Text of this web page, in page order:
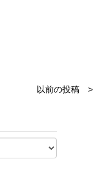
以前の投稿 >